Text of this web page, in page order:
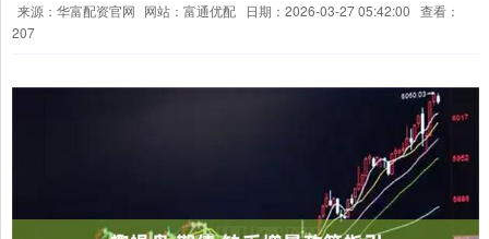
来源：华富配资官网 网站：富通优配 日期：2026-03-27 05:42:00 查看：
207